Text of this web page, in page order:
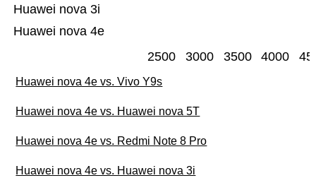
Huawei nova 4e
Huawei nova 3i
2500 3000 3500 4000
Huawei nova 4e vs. Vivo Y9s
Huawei nova 4e vs. Huawei nova 5T
Huawei nova 4e vs. Redmi Note 8 Pro
Huawei nova 4e vs. Huawei nova 3i